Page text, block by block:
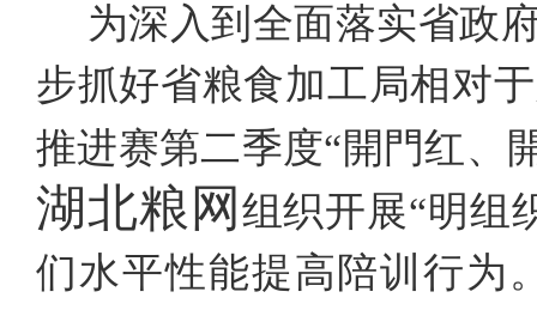
为深入到全面落实省政
步抓好省粮食加工局相对
推进赛第二季度“開門红、
湖北粮网 组织开展“明组
们水平性能提高陪训行为